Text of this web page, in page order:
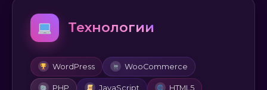
Технологии
WordPress WooCommerce
PHP JavaScript HTML5